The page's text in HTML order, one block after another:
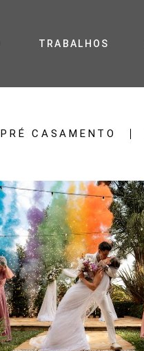
TRABALHOS
PRÉ CASAMENTO
104 0